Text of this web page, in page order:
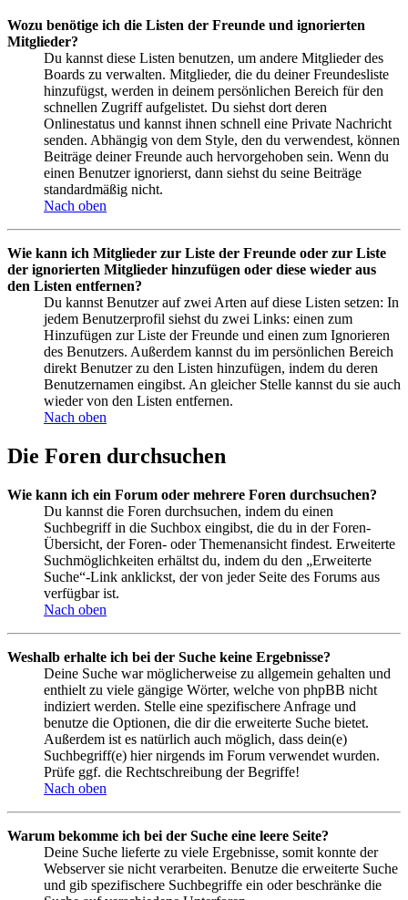
Wozu benötige ich die Listen der Freunde und ignorierten
Mitglieder?
Du kannst diese Listen benutzen, um andere Mitglieder des
Boards zu verwalten. Mitglieder, die du deiner Freundesliste
hinzufügst, werden in deinem persönlichen Bereich für den
schnellen Zugriff aufgelistet. Du siehst dort deren
Onlinestatus und kannst ihnen schnell eine Private Nachricht
senden. Abhängig von dem Style, den du verwendest, können
Beiträge deiner Freunde auch hervorgehoben sein. Wenn du
einen Benutzer ignorierst, dann siehst du seine Beiträge
standardmäßig nicht.
Nach oben
Wie kann ich Mitglieder zur Liste der Freunde oder zur Liste
der ignorierten Mitglieder hinzufügen oder diese wieder aus
den Listen entfernen?
Du kannst Benutzer auf zwei Arten auf diese Listen setzen: In
jedem Benutzerprofil siehst du zwei Links: einen zum
Hinzufügen zur Liste der Freunde und einen zum Ignorieren
des Benutzers. Außerdem kannst du im persönlichen Bereich
direkt Benutzer zu den Listen hinzufügen, indem du deren
Benutzernamen eingibst. An gleicher Stelle kannst du sie auch
wieder von den Listen entfernen.
Nach oben
Die Foren durchsuchen
Wie kann ich ein Forum oder mehrere Foren durchsuchen?
Du kannst die Foren durchsuchen, indem du einen
Suchbegriff in die Suchbox eingibst, die du in der Foren-
Übersicht, der Foren- oder Themenansicht findest. Erweiterte
Suchmöglichkeiten erhältst du, indem du den „Erweiterte
Suche“-Link anklickst, der von jeder Seite des Forums aus
verfügbar ist.
Nach oben
Weshalb erhalte ich bei der Suche keine Ergebnisse?
Deine Suche war möglicherweise zu allgemein gehalten und
enthielt zu viele gängige Wörter, welche von phpBB nicht
indiziert werden. Stelle eine spezifischere Anfrage und
benutze die Optionen, die dir die erweiterte Suche bietet.
Außerdem ist es natürlich auch möglich, dass dein(e)
Suchbegriff(e) hier nirgends im Forum verwendet wurden.
Prüfe ggf. die Rechtschreibung der Begriffe!
Nach oben
Warum bekomme ich bei der Suche eine leere Seite?
Deine Suche lieferte zu viele Ergebnisse, somit konnte der
Webserver sie nicht verarbeiten. Benutze die erweiterte Suche
und gib spezifischere Suchbegriffe ein oder beschränke die